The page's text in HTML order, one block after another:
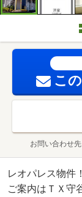
こ
お問い合わせ先
レオパレス物件
ご案内はＴＸ守